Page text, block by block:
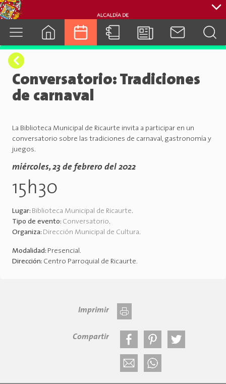
Conversatorio: Tradiciones
de carnaval
La Biblioteca Municipal de Ricaurte invita a participar en un
conversatorio sobre las tradiciones de carnaval, gastronomía y
juegos.
miércoles, 23 de febrero del 2022
15h30
Lugar: Biblioteca Municipal de Ricaurte.
Tipo de evento: Conversatorio.
Organiza: Dirección Municipal de Cultura.
Modalidad: Presencial.
Dirección: Centro Parroquial de Ricaurte.
Imprimir
Compartir